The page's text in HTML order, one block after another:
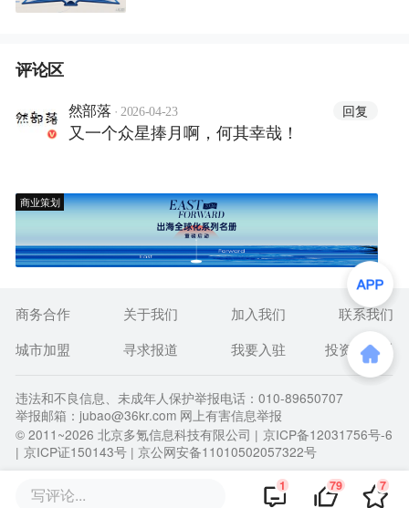
评论区
然部落 · 2026-04-23 回复
又一个众星捧月啊，何其幸哉！
商业策划
写评论... 1 79 7
商务合作 关于我们 加入我们
联系我们
城市加盟
寻求报道 我要入驻 投资者关系
违法和不良信息、未成年人保护举报电话：010-89650707
举报邮箱：jubao@36kr.com 网上有害信息举报
© 2011~2026 北京多氪信息科技有限公司 | 京ICP备12031756号-6
| 京ICP证150143号 | 京公网安备11010502057322号